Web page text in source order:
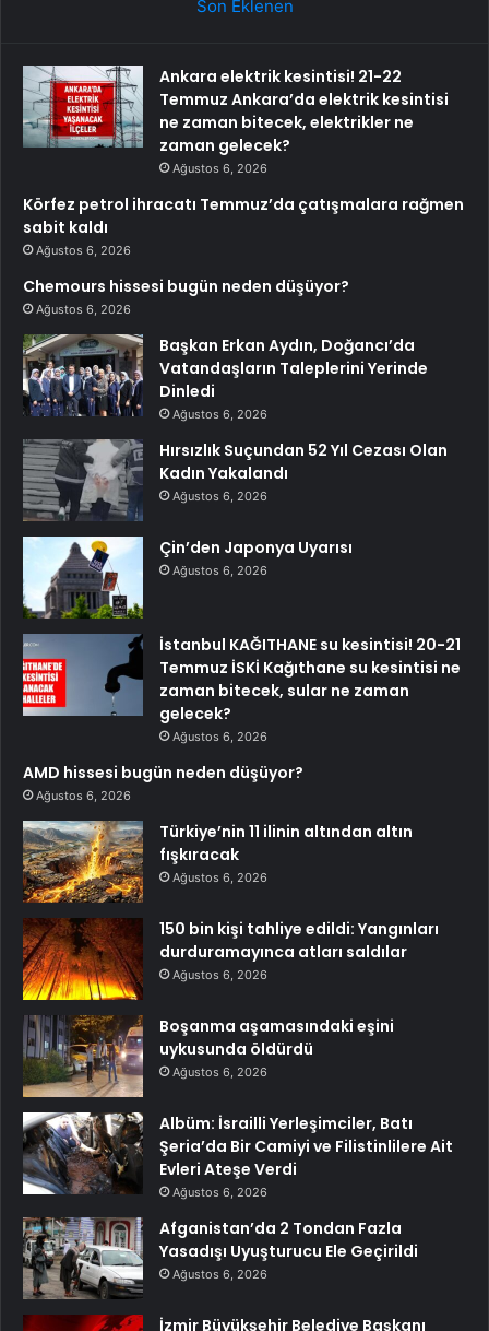
Son Eklenen
Ankara elektrik kesintisi! 21-22
Temmuz Ankara’da elektrik kesintisi
ne zaman bitecek, elektrikler ne
zaman gelecek?
Ağustos 6, 2026
Körfez petrol ihracatı Temmuz’da çatışmalara rağmen
sabit kaldı
Ağustos 6, 2026
Chemours hissesi bugün neden düşüyor?
Ağustos 6, 2026
Başkan Erkan Aydın, Doğancı’da
Vatandaşların Taleplerini Yerinde
Dinledi
Ağustos 6, 2026
Hırsızlık Suçundan 52 Yıl Cezası Olan
Kadın Yakalandı
Ağustos 6, 2026
Çin’den Japonya Uyarısı
Ağustos 6, 2026
İstanbul KAĞITHANE su kesintisi! 20-21
Temmuz İSKİ Kağıthane su kesintisi ne
zaman bitecek, sular ne zaman
gelecek?
Ağustos 6, 2026
AMD hissesi bugün neden düşüyor?
Ağustos 6, 2026
Türkiye’nin 11 ilinin altından altın
fışkıracak
Ağustos 6, 2026
150 bin kişi tahliye edildi: Yangınları
durduramayınca atları saldılar
Ağustos 6, 2026
Boşanma aşamasındaki eşini
uykusunda öldürdü
Ağustos 6, 2026
Albüm: İsrailli Yerleşimciler, Batı
Şeria’da Bir Camiyi ve Filistinlilere Ait
Evleri Ateşe Verdi
Ağustos 6, 2026
Afganistan’da 2 Tondan Fazla
Yasadışı Uyuşturucu Ele Geçirildi
Ağustos 6, 2026
İzmir Büyükşehir Belediye Başkanı